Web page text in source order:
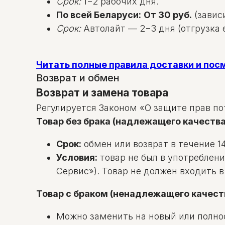
По всей Беларуси: От 30 руб.
Срок:Автолайт — 2−3 дня (отгрузка
Читать полные правила доставки и
Возврат и обмен
Возврат и замена товара
Регулируется Законом «О защите прав
Товар без брака (надлежащего
Срок: обмен или возврат в течение
Условия: товар не был в
Сервис»). Товар не должен входить
Товар с браком (ненадлежащего
Можно заменить на новый или